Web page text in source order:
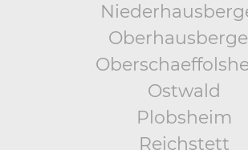
Ostwald
Plobsheim
Reichstett